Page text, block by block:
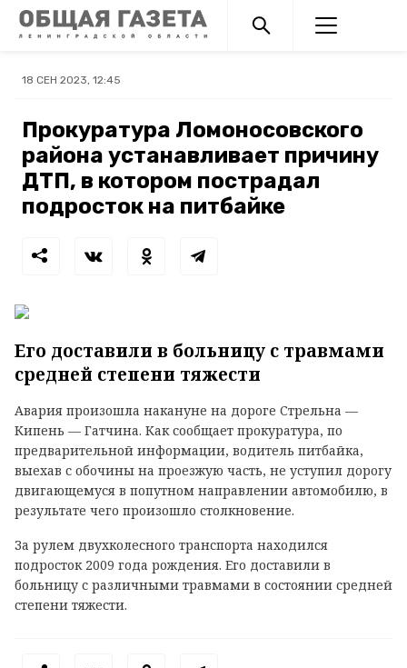
18 СЕН 2023, 12:45
Прокуратура Ломоносовского
района устанавливает причину
ДТП, в котором пострадал
подросток на питбайке
Его доставили в больницу с травмами
средней степени тяжести
Авария произошла накануне на дороге Стрельна —
Кипень — Гатчина. Как сообщает прокуратура, по
предварительной информации, водитель питбайка,
выехав с обочины на проезжую часть, не уступил дорогу
двигающемуся в попутном направлении автомобилю, в
результате чего произошло столкновение.
За рулем двухколесного транспорта находился
подросток 2009 года рождения. Его доставили в
больницу с различными травмами в состоянии средней
степени тяжести.